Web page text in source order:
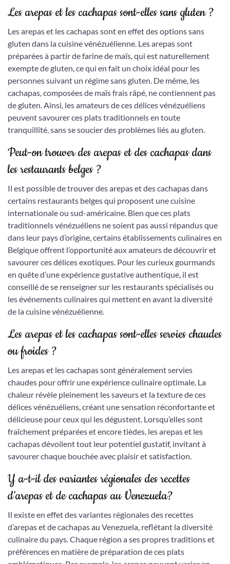
Les arepas et les cachapas sont-elles sans gluten ?
Les arepas et les cachapas sont en effet des options sans
gluten dans la cuisine vénézuélienne. Les arepas sont
préparées à partir de farine de maïs, qui est naturellement
exempte de gluten, ce qui en fait un choix idéal pour les
personnes suivant un régime sans gluten. De même, les
cachapas, composées de maïs frais râpé, ne contiennent pas
de gluten. Ainsi, les amateurs de ces délices vénézuéliens
peuvent savourer ces plats traditionnels en toute
tranquillité, sans se soucier des problèmes liés au gluten.
Peut-on trouver des arepas et des cachapas dans
les restaurants belges ?
Il est possible de trouver des arepas et des cachapas dans
certains restaurants belges qui proposent une cuisine
internationale ou sud-américaine. Bien que ces plats
traditionnels vénézuéliens ne soient pas aussi répandus que
dans leur pays d’origine, certains établissements culinaires en
Belgique offrent l’opportunité aux amateurs de découvrir et
savourer ces délices exotiques. Pour les curieux gourmands
en quête d’une expérience gustative authentique, il est
conseillé de se renseigner sur les restaurants spécialisés ou
les événements culinaires qui mettent en avant la diversité
de la cuisine vénézuélienne.
Les arepas et les cachapas sont-elles servies chaudes
ou froides ?
Les arepas et les cachapas sont généralement servies
chaudes pour offrir une expérience culinaire optimale. La
chaleur révèle pleinement les saveurs et la texture de ces
délices vénézuéliens, créant une sensation réconfortante et
délicieuse pour ceux qui les dégustent. Lorsqu’elles sont
fraîchement préparées et encore tièdes, les arepas et les
cachapas dévoilent tout leur potentiel gustatif, invitant à
savourer chaque bouchée avec plaisir et satisfaction.
Y a-t-il des variantes régionales des recettes
d’arepas et de cachapas au Venezuela?
Il existe en effet des variantes régionales des recettes
d’arepas et de cachapas au Venezuela, reflétant la diversité
culinaire du pays. Chaque région a ses propres traditions et
préférences en matière de préparation de ces plats